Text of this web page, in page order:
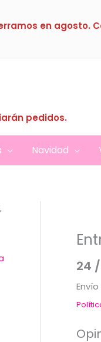
en agosto.
pedidos.
Navidad
24